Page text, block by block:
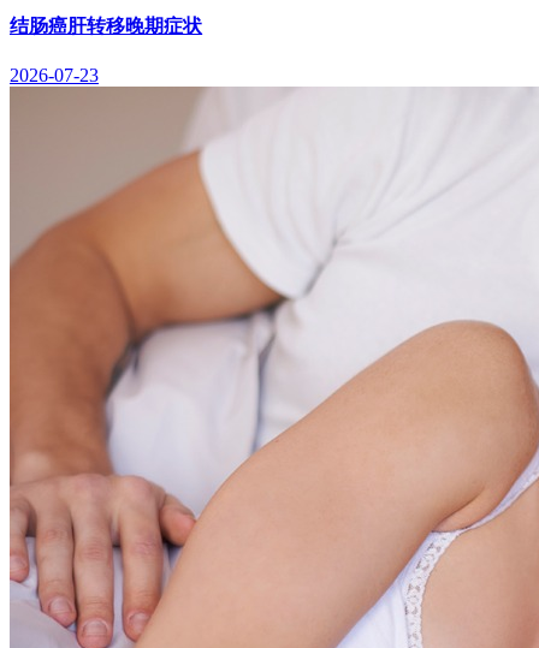
结肠癌肝转移晚期症状
2026-07-23